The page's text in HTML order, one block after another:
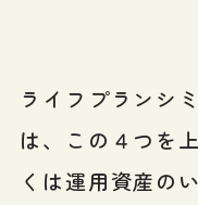
ライフプランシ
は、この４つを
くは運用資産の